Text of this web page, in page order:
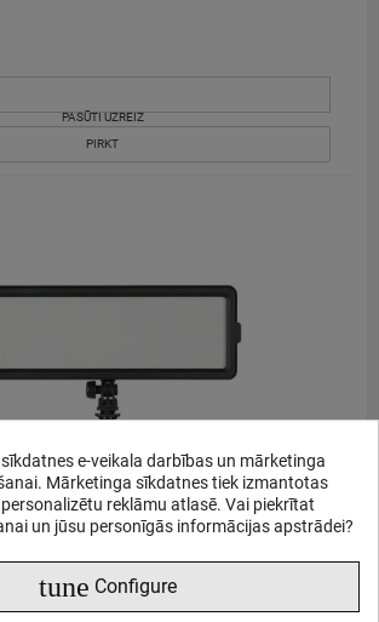
e-veikala darbības un mārketinga
Mārketinga sīkdatnes tiek izmantotas
reklāmu atlasē. Vai piekrītat
un jūsu personīgās informācijas apstrādei?
tune Configure
PASŪTI UZREIZ
PIRKT